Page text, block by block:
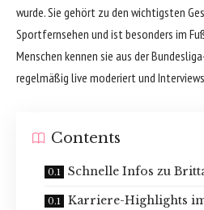
wurde. Sie gehört zu den wichtigsten
Sportfernsehen und ist besonders im
Menschen kennen sie aus der
regelmäßig live moderiert und
Contents
Schnelle Infos zu
Karriere-Highlights